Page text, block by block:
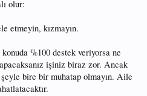
olur:
etmeyin, kızmayın.
%100 destek veriyorsa ne
işiniz biraz zor. Ancak
bire bir muhatap olmayın. Aile